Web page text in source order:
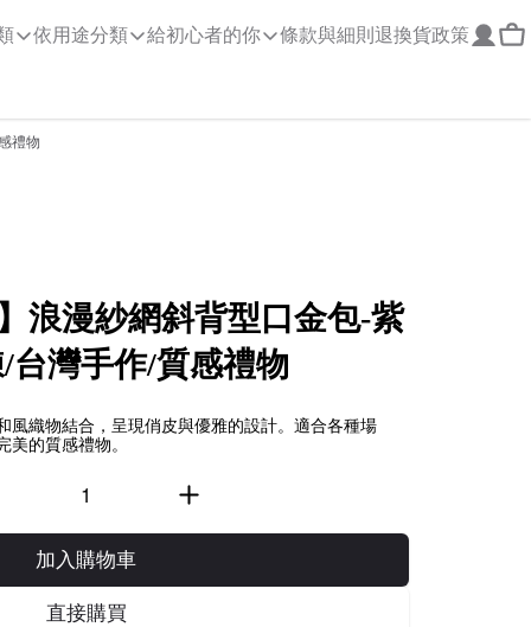
依用途分類 給初心者的你 條款與細則 退換貨政策
禮物
浪漫紗網斜背型口金包-紫
台灣手作/質感禮物
風織物結合，呈現俏皮與優雅的設計。適合各種場
美的質感禮物。
加入購物車
直接購買